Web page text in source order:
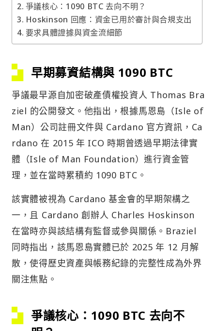
爭議核心：1090 BTC 去向不明？
Hoskinson 回應：資金已用於審計與合規支出
要求具體證據與資金流細節
早期募資結構與 1090 BTC
爭議最早源自加密破產債權投資人 Thomas Bra
ziel 的公開發文。他指出，根據馬恩島（Isle of
Man）公司註冊文件與 Cardano 官方資訊，Ca
rdano 在 2015 年 ICO 時期曾透過早期法律實
體（Isle of Man Foundation）進行資金管
理，並在當時累積約 1090 BTC。
該實體被視為 Cardano 基金會的早期架構之
一，且 Cardano 創辦人 Charles Hoskinson
在當時亦與該結構有監督或參與關係。Braziel
同時指出，該馬恩島實體已於 2025 年 12 月解
散，使得歷史資產與帳務紀錄的完整性成為外界
關注焦點。
爭議核心：1090 BTC 去向不